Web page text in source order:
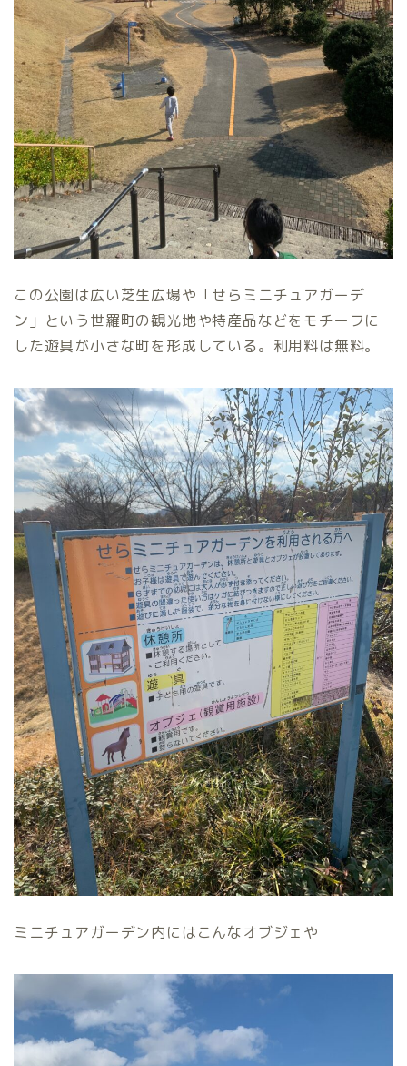
この公園は広い芝生広場や「せらミニチュアガーデ
ン」という世羅町の観光地や特産品などをモチーフに
した遊具が小さな町を形成している。利用料は無料。
ミニチュアガーデン内にはこんなオブジェや